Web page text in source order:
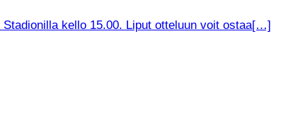
kello 15.00. Liput otteluun voit ostaa[…]